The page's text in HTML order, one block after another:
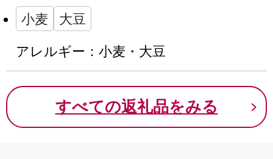
小麦 大豆
アレルギー：小麦・大豆
すべての返礼品をみる